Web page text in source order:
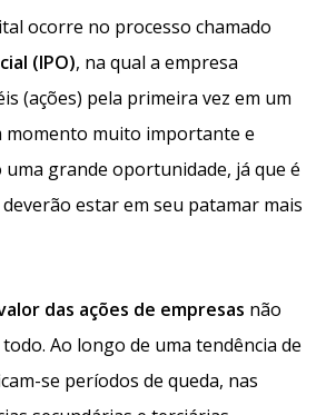
ocorre no processo chamado
(IPO), na qual a empresa
(ações) pela primeira vez em um
momento muito importante e
uma grande oportunidade, já que é
estar em seu patamar mais
das ações de empresas não
Ao longo de uma tendência de
se períodos de queda, nas